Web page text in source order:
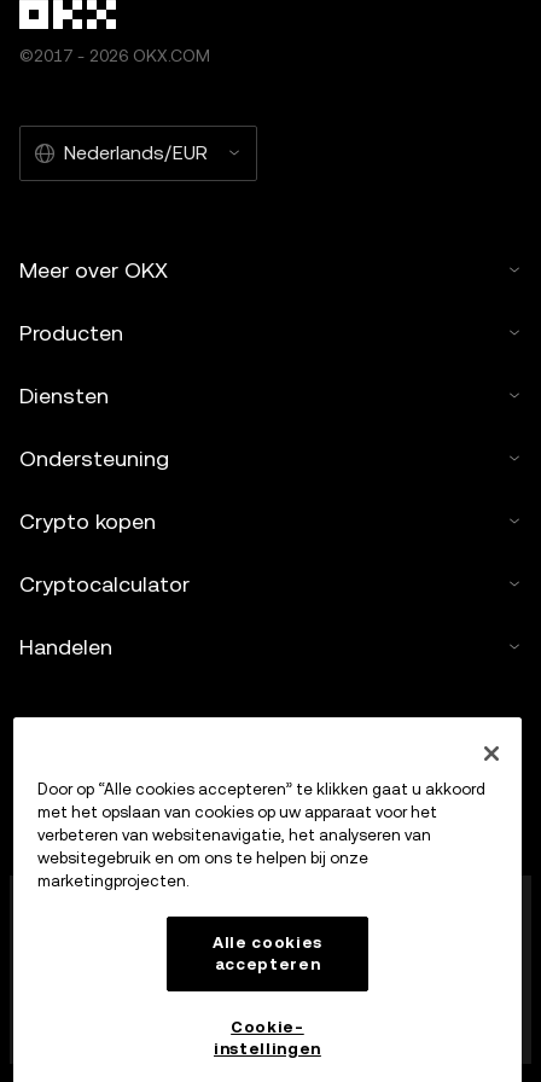
©2017 - 2026 OKX.COM
Nederlands/EUR
Meer over OKX
Producten
Diensten
Ondersteuning
Crypto kopen
Cryptocalculator
Handelen
opereert, is nu een handelsplatform voor crypto-
bezittingen dat door de MFSA is geautoriseerd als
aanbieder van diensten op het gebied van crypto-
bezittingen op grond van artikel 28 van de Markets in
Crypto-Assets Act (hoofdstuk 647 van de Maltese
Door op “Alle cookies accepteren” te klikken gaat u akkoord
met het opslaan van cookies op uw apparaat voor het
verbeteren van websitenavigatie, het analyseren van
websitegebruik en om ons te helpen bij onze
marketingprojecten.
Alle cookies
accepteren
Cookie-
instellingen